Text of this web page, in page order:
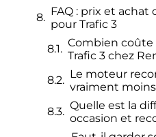
FAQ : prix et achat
pour Trafic 3
Combien
Trafic 3 chez
Le moteur
vraiment
Quelle est la
occasion et